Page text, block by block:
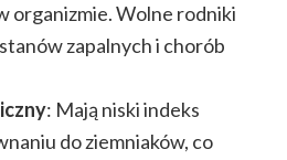
organizmie. Wolne rodniki
zapalnych i chorób
: Mają niski indeks
do ziemniaków, co